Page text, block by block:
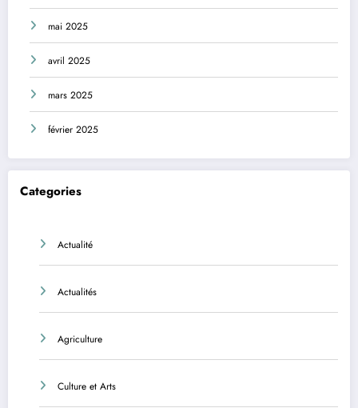
mai 2025
avril 2025
mars 2025
février 2025
Categories
Actualité
Actualités
Agriculture
Culture et Arts